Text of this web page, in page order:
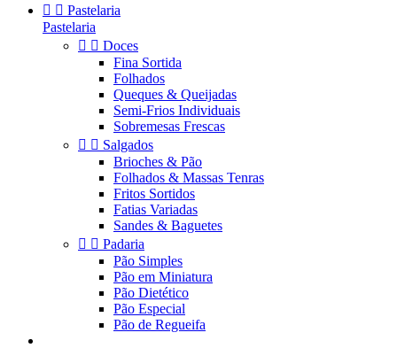
  Pastelaria
Pastelaria
  Doces
Fina Sortida
Folhados
Queques & Queijadas
Semi-Frios Individuais
Sobremesas Frescas
  Salgados
Brioches & Pão
Folhados & Massas Tenras
Fritos Sortidos
Fatias Variadas
Sandes & Baguetes
  Padaria
Pão Simples
Pão em Miniatura
Pão Dietético
Pão Especial
Pão de Regueifa